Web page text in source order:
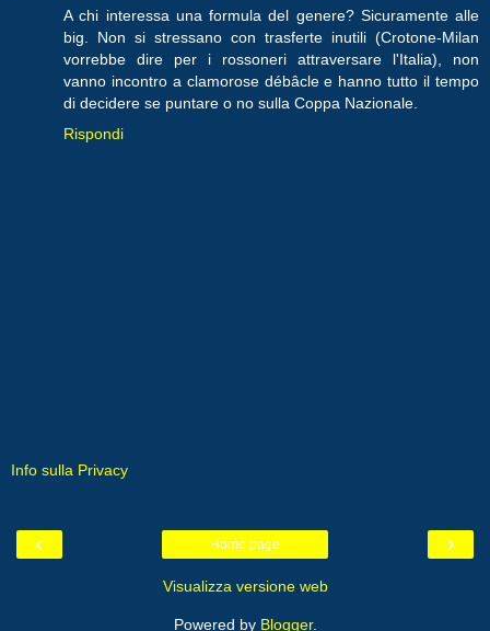
A chi interessa una formula del genere? Sicuramente alle
big. Non si stressano con trasferte inutili (Crotone-Milan
vorrebbe dire per i rossoneri attraversare l'Italia), non
vanno incontro a clamorose débâcle e hanno tutto il tempo
di decidere se puntare o no sulla Coppa Nazionale.
Rispondi
Info sulla Privacy
‹ ›
Home page
Visualizza versione web
Powered by Blogger.